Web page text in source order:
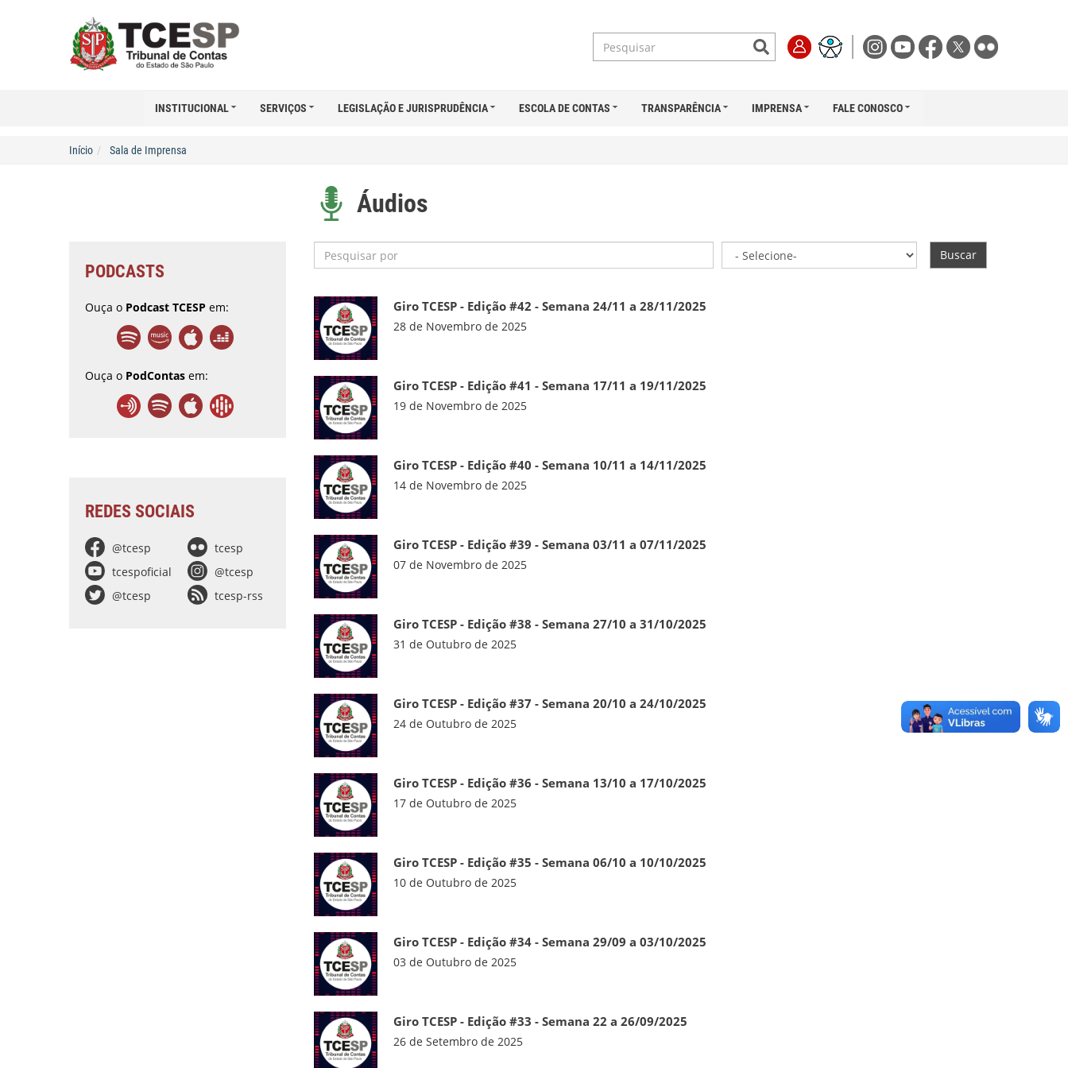
INSTITUCIONAL SERVIÇOS LEGISLAÇÃO E JURISPRUDÊNCIA ESCOLA DE CONTAS TRANSPARÊNCIA IMPRENSA FALE CONOSCO
Início Sala de Imprensa
PODCASTS
Ouça o Podcast TCESP em:
Ouça o PodContas em:
REDES SOCIAIS
@tcesp
tcespoficial
@tcesp
tcesp
@tcesp
tcesp-rss
Áudios
Buscar
Giro TCESP - Edição #42 - Semana 24/11 a 28/11/2025
28 de Novembro de 2025
Giro TCESP - Edição #41 - Semana 17/11 a 19/11/2025
19 de Novembro de 2025
Giro TCESP - Edição #40 - Semana 10/11 a 14/11/2025
14 de Novembro de 2025
Giro TCESP - Edição #39 - Semana 03/11 a 07/11/2025
07 de Novembro de 2025
Giro TCESP - Edição #38 - Semana 27/10 a 31/10/2025
31 de Outubro de 2025
Giro TCESP - Edição #37 - Semana 20/10 a 24/10/2025
24 de Outubro de 2025
Giro TCESP - Edição #36 - Semana 13/10 a 17/10/2025
17 de Outubro de 2025
Giro TCESP - Edição #35 - Semana 06/10 a 10/10/2025
10 de Outubro de 2025
Giro TCESP - Edição #34 - Semana 29/09 a 03/10/2025
03 de Outubro de 2025
Giro TCESP - Edição #33 - Semana 22 a 26/09/2025
26 de Setembro de 2025